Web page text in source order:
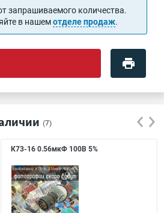
запрашиваемого количества.
в нашемотделе продаж.
(7)
К73-16 0.56мкФ 100В 5%